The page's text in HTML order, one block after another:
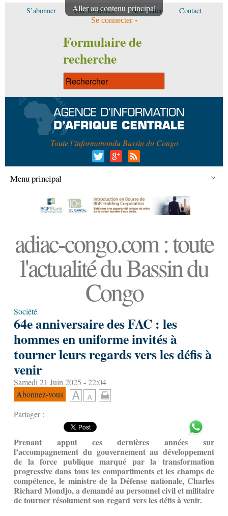
Aller au contenu principal
S’abonner Voir les offres Newsletter Contact
Se connecter
Formulaire de
recherche
Toute l’informationdu Bassin du Congo
Menu principal
adiac-congo.com : toute
l'actualité du Bassin du
Congo
Société
64e anniversaire des FAC : les
hommes en uniforme invités à
tourner leurs regards vers les défis à
venir
Samedi 21 Juin 2025 - 22:04
Abonnez-vous
Partager :
Prenant appui ces dernières années sur
l’accompagnement du gouvernement au développement
de la force publique marqué par la transformation
progressive dans tous les compartiments et les champs de
compétence, le ministre de la Défense nationale, Charles
Richard Mondjo, a demandé au personnel civil et militaire
de tourner résolument son regard vers les défis à venir.